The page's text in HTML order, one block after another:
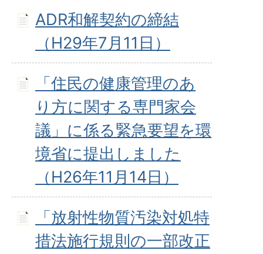
ADR和解契約の締結
（H29年7月11日）
「住民の健康管理のあ
り方に関する専門家会
議」に係る緊急要望を環
境省に提出しました
（H26年11月14日）
「放射性物質汚染対処特
措法施行規則の一部改正